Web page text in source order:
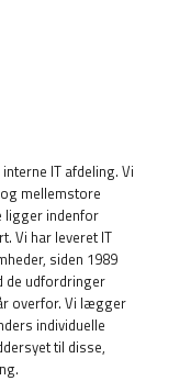
IT afdeling. Vi
mellemstore
ligger indenfor
Vi har leveret IT
siden 1989
de udfordringer
overfor. Vi lægger
individuelle
til disse,